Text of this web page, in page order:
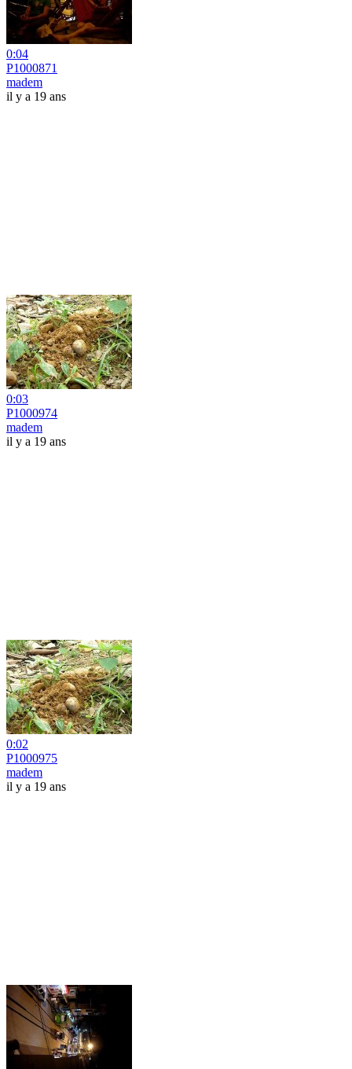
0:04
P1000871
madem
il y a 19 ans
0:03
P1000974
madem
il y a 19 ans
0:02
P1000975
madem
il y a 19 ans